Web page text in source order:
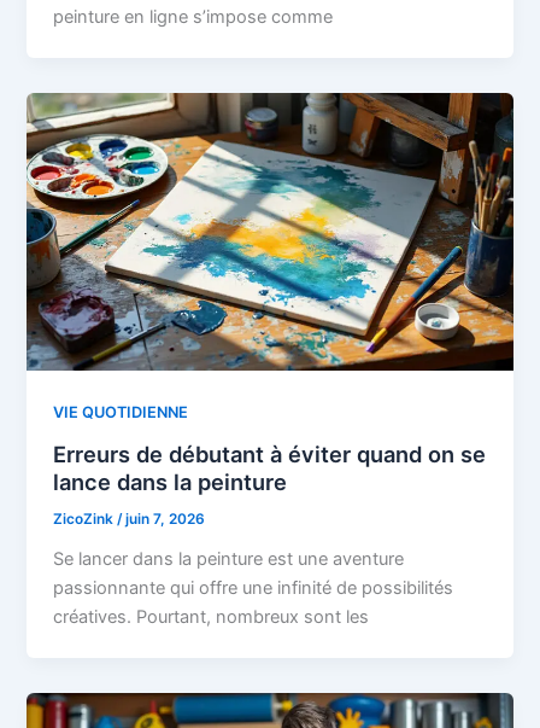
peinture en ligne s’impose comme
VIE QUOTIDIENNE
Erreurs de débutant à éviter quand on se
lance dans la peinture
ZicoZink/juin 7, 2026
Se lancer dans la peinture est une aventure
passionnante qui offre une infinité de possibilités
créatives. Pourtant, nombreux sont les